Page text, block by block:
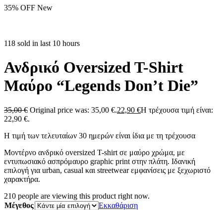
35% OFF New
118 sold in last 10 hours
Ανδρικό Oversized T-Shirt
Μαύρο “Legends Don’t Die”
35,00€ Original price was: 35,00 €.22,90 €Η τρέχουσα τιμή είναι:
22,90 €.
Η τιμή των τελευταίων 30 ημερών είναι ίδια με τη τρέχουσα
Μοντέρνο ανδρικό oversized T-shirt σε μαύρο χρώμα, με
εντυπωσιακό ασπρόμαυρο graphic print στην πλάτη. Ιδανική
επιλογή για urban, casual και streetwear εμφανίσεις με ξεχωριστό
χαρακτήρα.
210 people are viewing this product right now.
Μέγεθος
Εκκαθάριση